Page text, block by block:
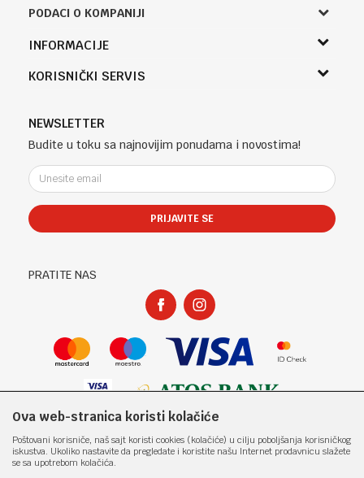
PODACI O KOMPANIJI
Knjižara Kultura
Knjaza Miloša 3A
Telefon (uprava firme Sladaboni d.o.o)
051 303 460
e-knjizara@knjizarakultura.com
Račun
400965310005
INFORMACIJE
O nama
Kontakt
Klub povjerenja "Knjižara Kultura"
KORISNIČKI SERVIS
Politika privatnosti
Kako kupiti
Načini plaćanja
Plaćanje karticama
Isporuka
Zamjena veličine i zamjena artikla za drugi
Povraćaj sredstava
NEWSLETTER
Budite u toku sa najnovijim ponudama i novostima!
PRIJAVITE SE
PRATITE NAS
Nastojimo da budemo što precizniji u opisu proizvoda, prikazu slika i samih
cijena, ali ne možemo garantovati da su sve informacije kompletne i bez
grešaka. Svi artikli prikazani na sajtu su dio naše ponude i ne
Ova web-stranica koristi kolačiće
Poštovani korisniče, naš sajt koristi cookies (kolačiće) u cilju poboljšanja korisničkog
iskustva. Ukoliko nastavite da pregledate i koristite našu Internet prodavnicu slažete
se sa upotrebom kolačića.